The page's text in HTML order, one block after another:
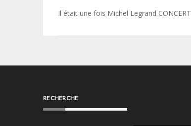
Navigation
Il était une fois Michel Legrand CONCERT
RECHERCHE